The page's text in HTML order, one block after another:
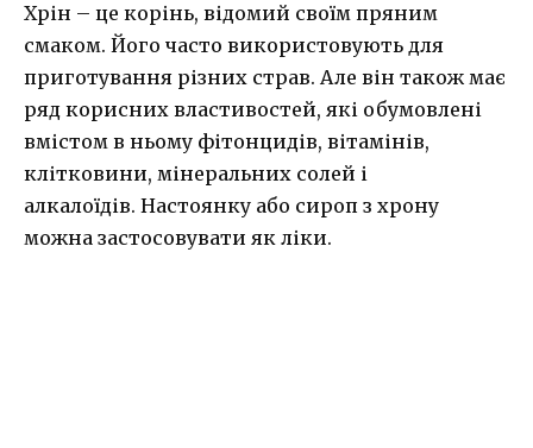
Хрін – це корінь, відомий своїм пряним
смаком. Його часто використовують для
приготування різних страв. Але він також має
ряд корисних властивостей, які обумовлені
вмістом в ньому фітонцидів, вітамінів,
клітковини, мінеральних солей і
алкалоїдів. Настоянку або сироп з хрону
можна застосовувати як ліки.